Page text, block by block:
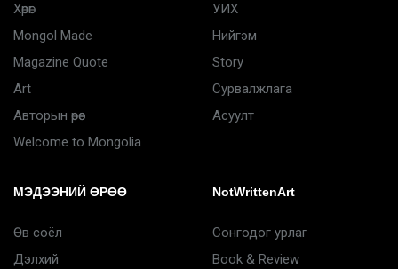
Хөрөг
Mongol Made
Magazine Quote
Art
Авторын өрөө
Welcome to Mongolia
УИХ
Нийгэм
Story
Сурвалжлага
Асуулт
МЭДЭЭНИЙ ӨРӨӨ
Өв соёл
Дэлхий
NotWrittenArt
Сонгодог урлаг
Book & Review